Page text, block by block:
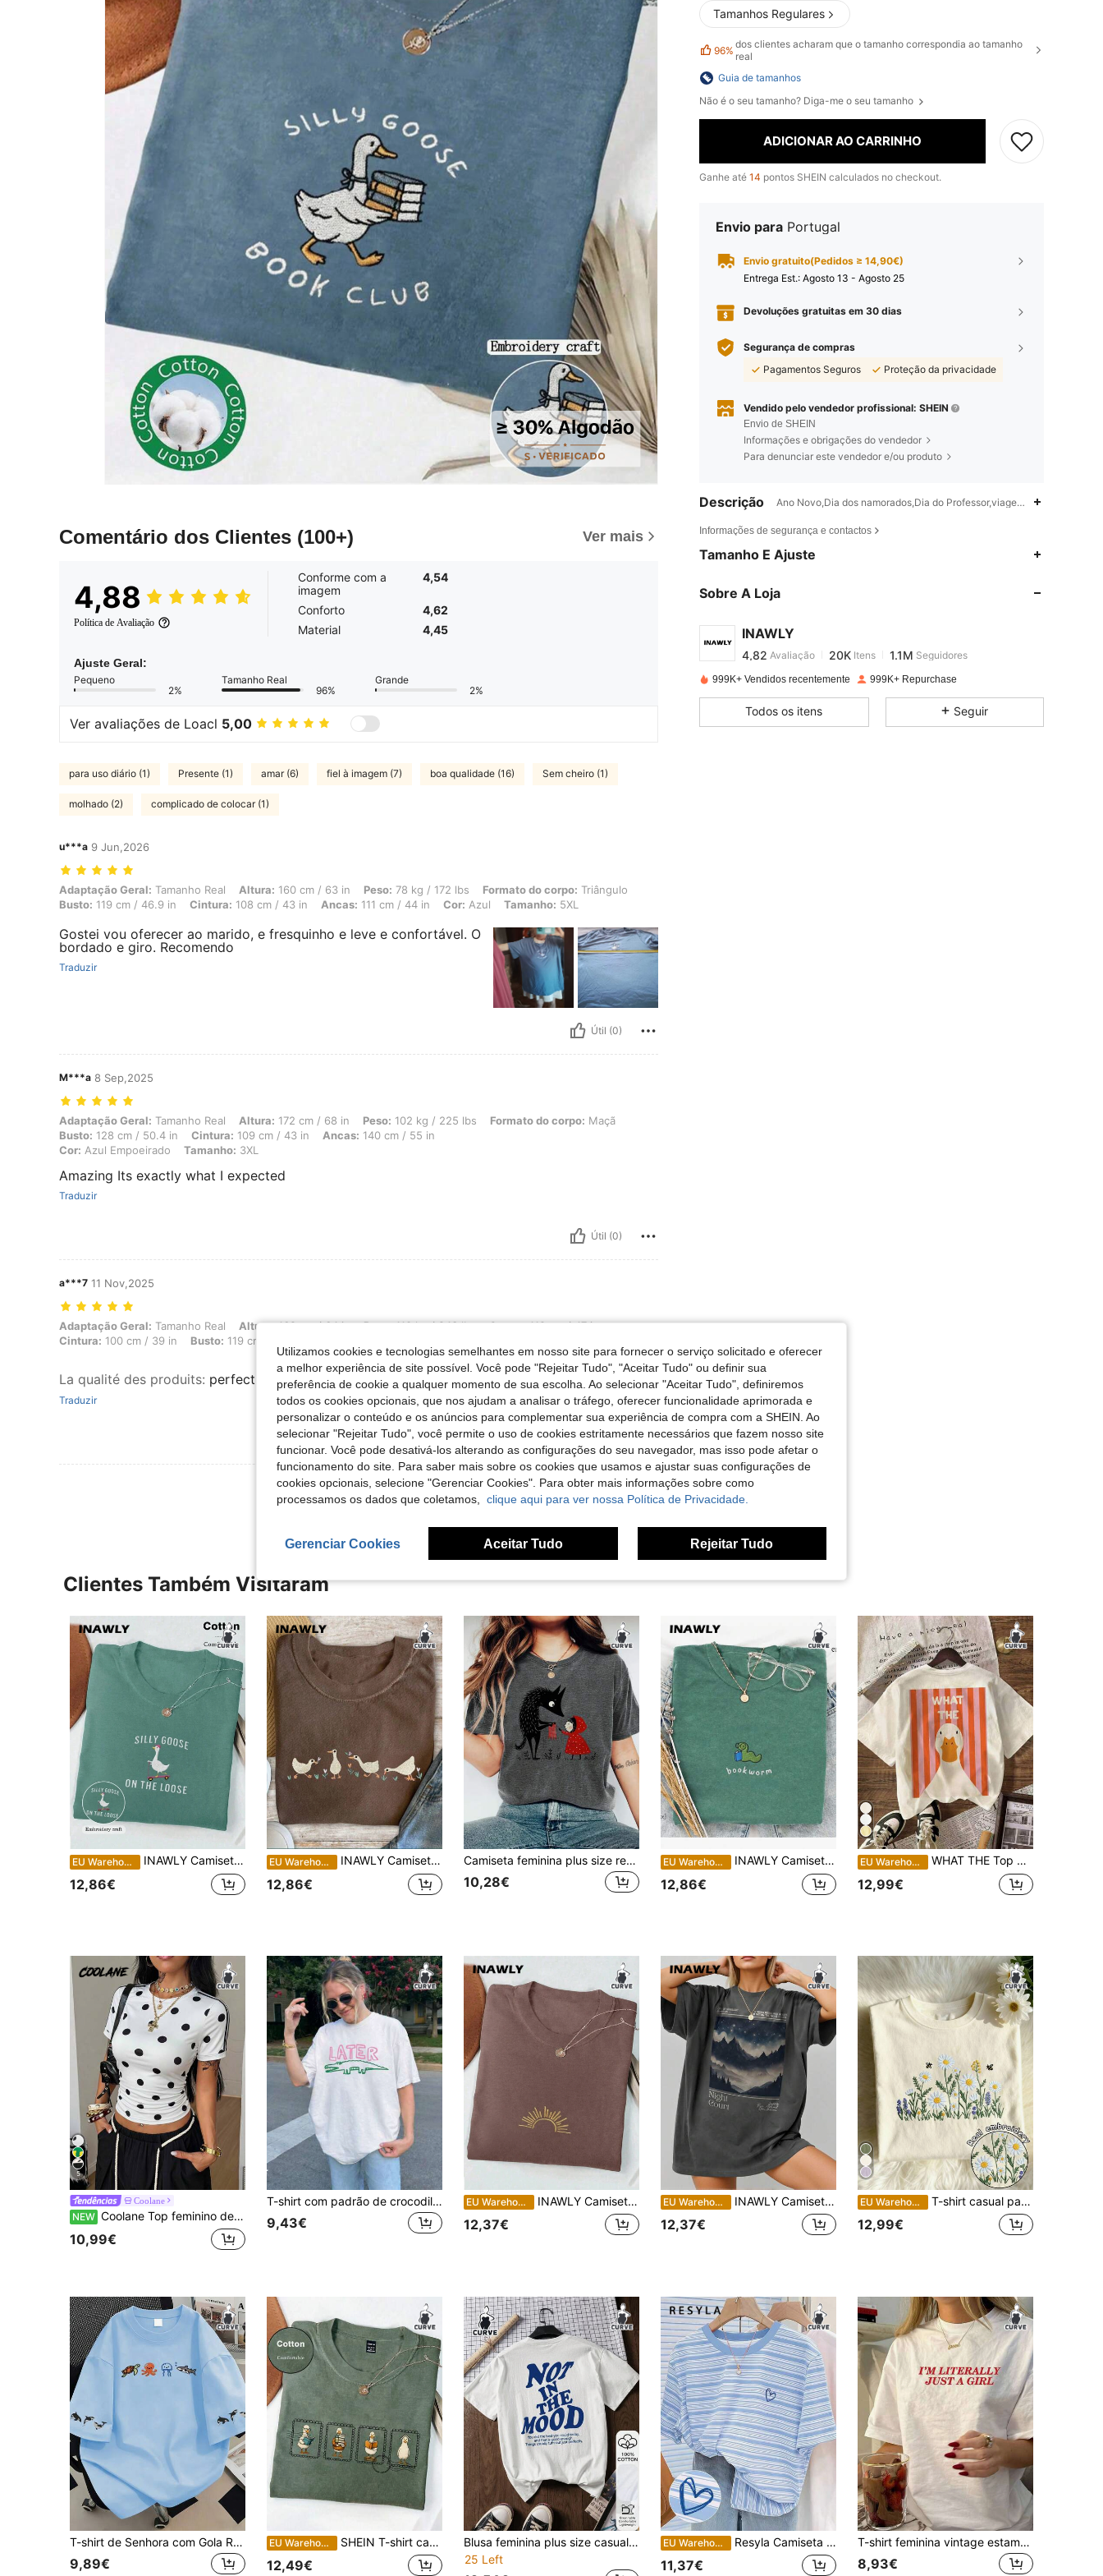
Comentário dos Clientes (100+) Ver mais
4,88
Política de Avaliação
Conforme com a
imagem
4,54
Conforto
4,62
Material
4,45
Ajuste Geral:
Pequeno
2%
Tamanho Real
96%
Grande
2%
Ver avaliações de Loacl 5,00
para uso diário (1) Presente (1) amar (6) fiel à imagem (7) boa qualidade (16) Sem cheiro (1)
molhado (2) complicado de colocar (1)
u***a 9 Jun,2026
Adaptação Geral: Tamanho Real, Altura: 160 cm / 63 in, Peso: 78 kg / 172 lbs, Formato do corpo: Triângulo, Busto: 119 cm / 46.9 in, Cintura: 108 cm / 43 in, Ancas: 111 cm / 44 in, Cor: Azul, Tamanho: 5XL
Adaptação Geral: Tamanho Real Altura: 160 cm / 63 in Peso: 78 kg / 172 lbs Formato do corpo: Triângulo
Busto: 119 cm / 46.9 in Cintura: 108 cm / 43 in Ancas: 111 cm / 44 in Cor: Azul Tamanho: 5XL
Gostei vou oferecer ao marido, e fresquinho e leve e confortável. O
bordado e giro. Recomendo
Traduzir
Útil (0)
M***a 8 Sep,2025
Adaptação Geral: Tamanho Real, Altura: 172 cm / 68 in, Peso: 102 kg / 225 lbs, Formato do corpo: Maçã, Busto: 128 cm / 50.4 in, Cintura: 109 cm / 43 in, Ancas: 140 cm / 55 in, Cor: Azul Empoeirado, Tamanho: 3XL
Adaptação Geral: Tamanho Real Altura: 172 cm / 68 in Peso: 102 kg / 225 lbs Formato do corpo: Maçã
Busto: 128 cm / 50.4 in Cintura: 109 cm / 43 in Ancas: 140 cm / 55 in
Cor: Azul Empoeirado Tamanho: 3XL
Amazing Its exactly what I expected
Traduzir
Útil (0)
a***7 11 Nov,2025
Adaptação Geral: Tamanho Real, Altura: 162 cm / 64 in, Peso: 110 kg / 243 lbs, Ancas: 119 cm / 47 in, Cintura: 100 cm / 39 in, Busto: 119 cm / 46.9 in, Cor: Azul Empoeirado, Tamanho: 3XL
Adaptação Geral: Tamanho Real Altura:162 cm / 64 in Peso:110 kg / 243 lbs Ancas:119 cm / 47 in
Cintura: 100 cm / 39 in Busto: 119 cm / 46.9 in
La qualité des produits: perfectly baggy. love the quality
Traduzir
Útil (0)
Ver Mais Avaliações
Tamanhos Regulares
96% dos clientes acharam que o tamanho correspondia ao tamanho
real
Guia de tamanhos
Não é o seu tamanho? Diga-me o seu tamanho
ADICIONAR AO CARRINHO
Ganhe até 14 pontos SHEIN calculados no checkout.
Envio para Portugal
Envio gratuito(Pedidos ≥ 14,90€)
Entrega Est.: Agosto 13 - Agosto 25
Devoluções gratuitas em 30 dias
Segurança de compras
Pagamentos Seguros
Proteção da privacidade
Vendido pelo vendedor profissional: SHEIN
Envio de SHEIN
Informações e obrigações do vendedor
Para denunciar este vendedor e/ou produto
Descrição Ano Novo,Dia dos namorados,Dia do Professor,viagem,Festa de
Informações de segurança e contactos
Tamanho E Ajuste
Sobre A Loja
INAWLY
4,82
N***spago1 dia atrás
999K+ Vendidos recentemente 999K+ Repurchase
Todos os itens Seguir
Clientes Também Visitaram
EU Warehouse INAWLY Camiseta Plus Size Casual de Verão com Letras Bordadas e Desenho Animado
12,86€
EU Warehouse INAWLY Camiseta casual plus size feminina de verão com bordado de pato e gola redonda, manga curta
12,86€
Camiseta feminina plus size retrô Chapeuzinho Vermelho e Lobo Mau - Blusa de manga curta com modelagem ampla, estampa gráfica cinza-escura, gola redonda e estampa vintage de conto de fadas. Ideal para festas e uso casual no verão.
10,28€
EU Warehouse INAWLY Camiseta feminina plus size com bordado de letras e insetos, gola redonda, manga curta, casual e versátil
12,86€
EU Warehouse WHAT THE Top de Verão para Mulher, Férias para Mulher, T-shirt para Mulher, Verão, T-shirt Casual de Manga Curta com Gola Redonda Branca para Mulher Plus Size
12,99€
5
Coolane
NEW Coolane Top feminino de manga curta branco com bolinhas, estilo Y2K vintage casual, sexy, streetwear, para verão e outono, festa, férias e saídas, tamanho grande
10,99€
T-shirt com padrão de crocodilo, t-shirt engraçada para mulher, top casual de manga curta branco de verão
9,43€
EU Warehouse INAWLY Camiseta feminina casual versátil, gola redonda, manga curta e bordado de sol, tamanho grande
12,37€
EU Warehouse INAWLY Camiseta feminina solta com gola redonda, moda minimalista casual para o dia a dia
12,37€
EU Warehouse T-shirt casual para mulher, plus size, gola redonda, manga curta, com bordado de girassol vibrante e estampado floral de primavera e verão
12,99€
T-shirt de Senhora com Gola Redonda e Estampa Ocean Element, Tamanho Grande, Estilo Casual de Verão, Manga Curta na Moda. Adequada para Férias de Verão, Praia, Roupa de Viagem; Presente para o Dia da Mãe; Presente para a Mãe; Top de Manga Curta para Formatura; Roupa de Regresso às Aulas; Cerimónia de Formatura; Roupa de Professora para Senhora; Roupa de Verão para Família e Amigos. Adequada para Uso Diário, Top para Passeio, Piquenique, Feriado, Praia, Festa, Aniversário, Praia, Encontro, Dança, Escola, Top de Primavera, Roupa de Verão para Senhora, Roupa de Férias para Senhora
9,89€
EU Warehouse SHEIN T-shirt casual de manga curta com gola redonda e estampado de desenhos animados para mulher plus size
12,49€
Blusa feminina plus size casual de manga curta com estampa de letras "NOT IN THE MOOD" (Não estou no clima), 100% algodão puro, branca. Confeccionada em tecido macio.
25 Left
EU Warehouse Resyla Camiseta feminina plus size com estampa digital listrada colorida e bordado de coração
11,37€
T-shirt feminina vintage estampada - Gráfico de letras "I'm Just A", fundo branco com texto vermelho, manga curta, top casual de verão, design moderno e divertido
8,93€
Utilizamos cookies e tecnologias semelhantes em nosso site para fornecer o serviço solicitado e oferecer
a melhor experiência de site possível. Você pode "Rejeitar Tudo", "Aceitar Tudo" ou definir sua
preferência de cookie a qualquer momento de sua escolha. Ao selecionar "Aceitar Tudo", definiremos
todos os cookies opcionais, que nos ajudam a analisar o tráfego, oferecer funcionalidade aprimorada e
personalizar o conteúdo e os anúncios para complementar sua experiência de compra com a SHEIN. Ao
selecionar "Rejeitar Tudo", você permite o uso de cookies estritamente necessários que fazem nosso site
funcionar. Você pode desativá-los alterando as configurações do seu navegador, mas isso pode afetar o
funcionamento do site. Para saber mais sobre os cookies que usamos e ajustar suas configurações de
cookies opcionais, selecione "Gerenciar Cookies". Para obter mais informações sobre como
processamos os dados que coletamos, clique aqui para ver nossa Política de Privacidade.
Gerenciar Cookies Aceitar Tudo Rejeitar Tudo